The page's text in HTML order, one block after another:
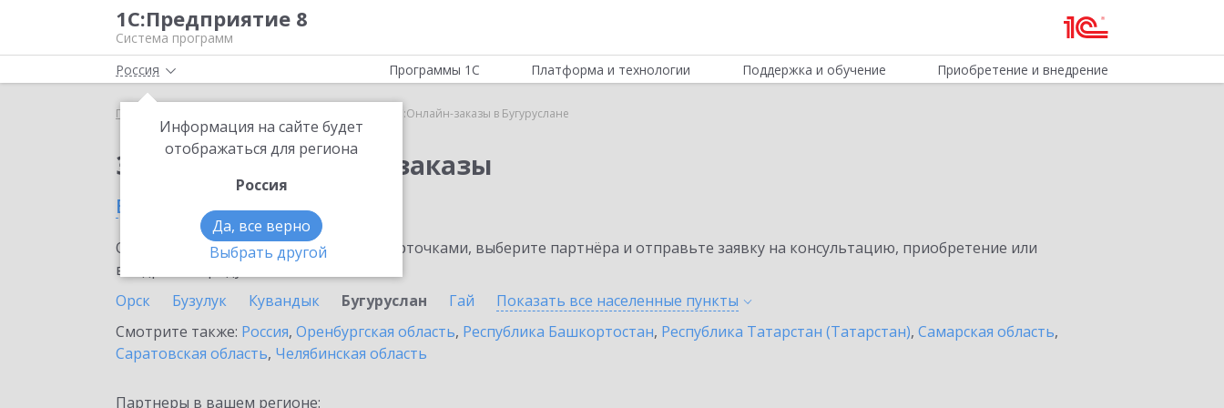
1С:Предприятие 8
Система программ
Россия
Информация на сайте будет
отображаться для региона
Россия
Да, все верно
Выбрать другой
Программы 1С Платформа и технологии Поддержка и обучение Приобретение и внедрение
Главная 1С:Онлайн-заказы в Бугуруслане
Заказать 1С:Онлайн-заказы
в Бугуруслане
Ознакомьтесь с информационными карточками, выберите партнёра и отправьте заявку на консультацию, приобретение или
внедрение продукта.
Орск
Бузулук Кувандык Бугуруслан Гай Показать все населенные пункты
Смотрите также: Россия, Оренбургская область, Республика Башкортостан, Республика Татарстан (Татарстан), Самарская область,
Саратовская область, Челябинская область
Партнеры в вашем регионе: